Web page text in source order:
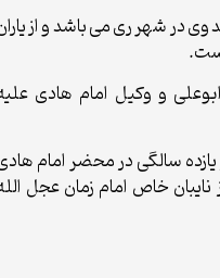
شهر ری می باشد و از یاران
و وکیل امام هادی علیه
سالگی در محضر امام هادی
خاص امام زمان عجل الله